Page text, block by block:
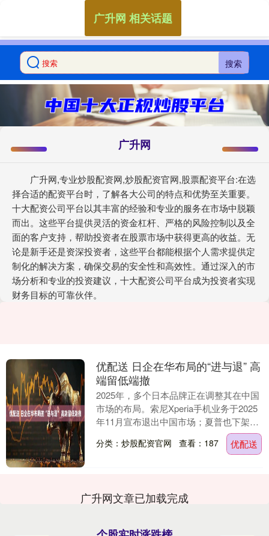
搜索
广升网
广升网,专业炒股配资网,炒股配资官网,股票配资平台:在选
择合适的配资平台时，了解各大公司的特点和优势至关重要。
十大配资公司平台以其丰富的经验和专业的服务在市场中脱颖
而出。这些平台提供灵活的资金杠杆、严格的风险控制以及全
面的客户支持，帮助投资者在股票市场中获得更高的收益。无
论是新手还是资深投资者，这些平台都能根据个人需求提供定
制化的解决方案，确保交易的安全性和高效性。通过深入的市
场分析和专业的投资建议，十大配资公司平台成为投资者实现
财务目标的可靠伙伴。
广升网 相关话题
优配送 日企在华布局的“进与退” 高
端留低端撤
2025年，多个日本品牌正在调整其在中国
市场的布局。索尼Xperia手机业务于2025
年11月宣布退出中国市场；夏普也下架了
多款手机产品；三菱汽车在年初正式宣
布....
分类：炒股配资官网 查看：187 优配送
广升网文章已加载完成